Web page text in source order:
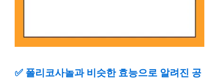
✅ 폴리코사놀과 비슷한 효능으로 알려진 공